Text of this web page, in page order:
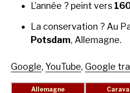
L’an­née ? peint vers
La con­ser­va­tion ? Au
Pots­dam, Alle­magne.
Google,YouTube, Google